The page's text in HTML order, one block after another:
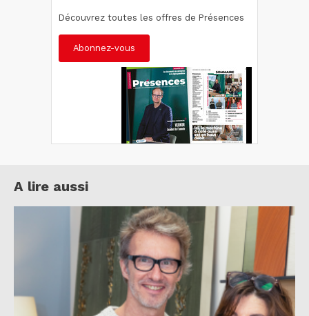
Découvrez toutes les offres de Présences
Abonnez-vous
A lire aussi